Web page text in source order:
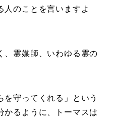
人のことを言いますよ
、霊媒師、いわゆる霊の
を守ってくれる」という
かるように、トーマスは